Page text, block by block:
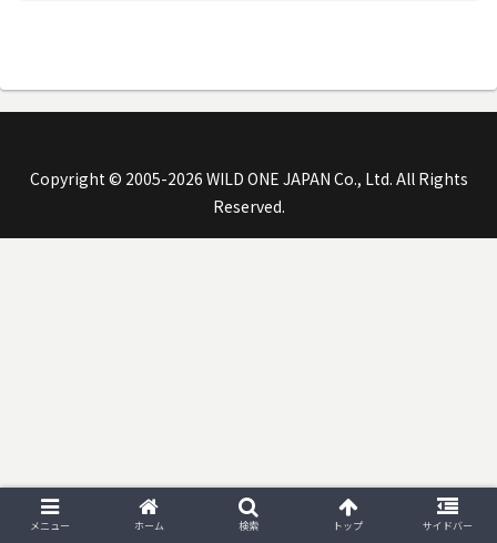
Copyright © 2005-2026 WILD ONE JAPAN Co., Ltd. All Rights
Reserved.
メニュー ホーム 検索 トップ サイドバー